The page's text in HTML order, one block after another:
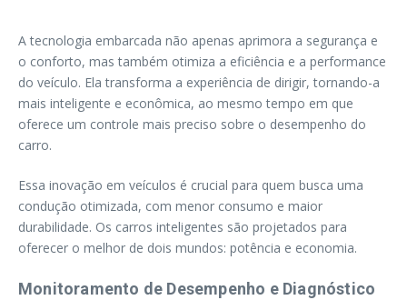
A tecnologia embarcada não apenas aprimora a segurança e
o conforto, mas também otimiza a eficiência e a performance
do veículo. Ela transforma a experiência de dirigir, tornando-a
mais inteligente e econômica, ao mesmo tempo em que
oferece um controle mais preciso sobre o desempenho do
carro.
Essa inovação em veículos é crucial para quem busca uma
condução otimizada, com menor consumo e maior
durabilidade. Os carros inteligentes são projetados para
oferecer o melhor de dois mundos: potência e economia.
Monitoramento de Desempenho e Diagnóstico